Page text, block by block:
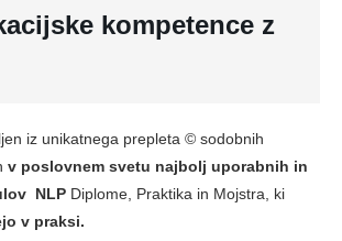
kompetence z
iz unikatnega prepleta © sodobnih
v poslovnem svetu najbolj uporabnih in
NLP Diplome, Praktika in Mojstra, ki
v praksi.